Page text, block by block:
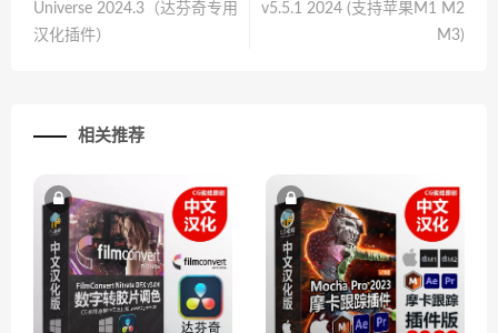
Universe 2024.3（达芬奇专用
汉化插件）
v5.5.1 2024 (支持苹果M1 M2
M3)
相关推荐